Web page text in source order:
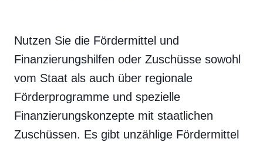
Nutzen Sie die Fördermittel und
Finanzierungshilfen oder Zuschüsse sowohl
vom Staat als auch über regionale
Förderprogramme und spezielle
Finanzierungskonzepte mit staatlichen
Zuschüssen. Es gibt unzählige Fördermittel